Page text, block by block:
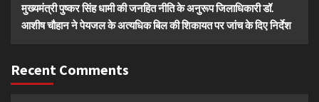
मुख्यमंत्री पुष्कर सिंह धामी की जनहित नीति के अनुरूप जिलाधिकारी डॉ.
आशीष चौहान ने पेयजल के अत्यधिक बिल की शिकायत पर जांच के दिए निर्देश
Recent Comments